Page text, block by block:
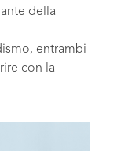
della
entrambi
con la